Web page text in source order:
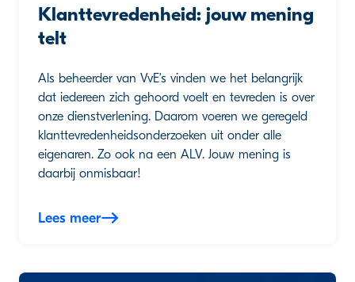
Klanttevredenheid: jouw mening
telt
Als beheerder van VvE’s vinden we het belangrijk
dat iedereen zich gehoord voelt en tevreden is over
onze dienstverlening. Daarom voeren we geregeld
klanttevredenheidsonderzoeken uit onder alle
eigenaren. Zo ook na een ALV. Jouw mening is
daarbij onmisbaar!
Lees meer